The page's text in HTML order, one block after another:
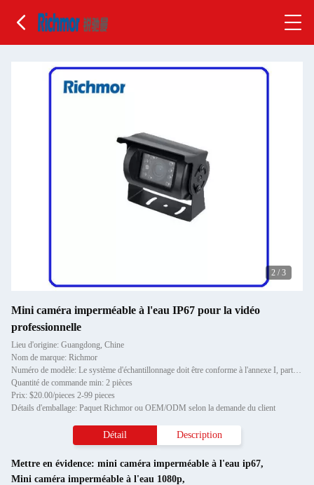
2 / 3
Mini caméra imperméable à l'eau IP67 pour la vidéo
professionnelle
Lieu d'origine: Guangdong, Chine
Nom de marque: Richmor
Numéro de modèle: Le système d'échantillonnage doit être conforme à l'annexe I, partie A, du présent règlement.
Quantité de commande min: 2 pièces
Prix: $20.00/pieces 2-99 pieces
Détails d'emballage: Paquet Richmor ou OEM/ODM selon la demande du client
Détail Description
Mettre en évidence: mini caméra imperméable à l'eau ip67,
Mini caméra imperméable à l'eau 1080p,